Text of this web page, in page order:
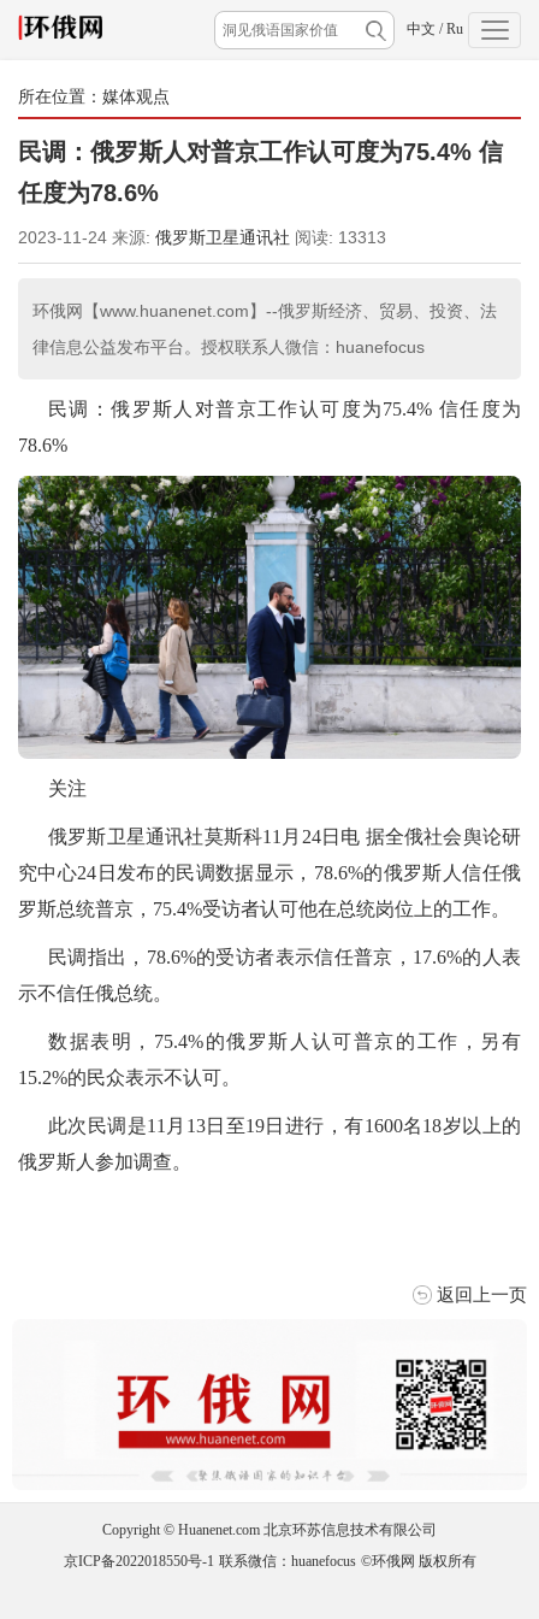
中文 / Ru
所在位置： 媒体观点
民调：俄罗斯人对普京工作认可度为75.4% 信
任度为78.6%
2023-11-24 来源: 俄罗斯卫星通讯社 阅读: 13313
环俄网【www.huanenet.com】--俄罗斯经济、贸易、投资、法
律信息公益发布平台。授权联系人微信：huanefocus
民调：俄罗斯人对普京工作认可度为75.4% 信任度为
78.6%
关注
俄罗斯卫星通讯社莫斯科11月24日电 据全俄社会舆论研
究中心24日发布的民调数据显示，78.6%的俄罗斯人信任俄
罗斯总统普京，75.4%受访者认可他在总统岗位上的工作。
民调指出，78.6%的受访者表示信任普京，17.6%的人表
示不信任俄总统。
数据表明，75.4%的俄罗斯人认可普京的工作，另有
15.2%的民众表示不认可。
此次民调是11月13日至19日进行，有1600名18岁以上的
俄罗斯人参加调查。
返回上一页
Copyright © Huanenet.com 北京环苏信息技术有限公司
京ICP备2022018550号-1 联系微信：huanefocus ©环俄网 版权所有